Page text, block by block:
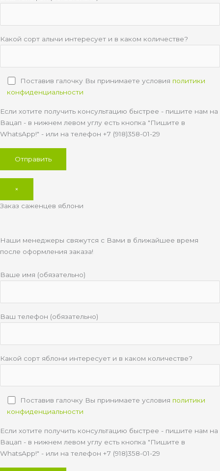
Какой сорт алычи интересует и в каком количестве?
Поставив галочку Вы принимаете условия политики
конфиденциальности
Если хотите получить консультацию быстрее - пишите нам на
Вацап - в нижнем левом углу есть кнопка "Пишите в
WhatsApp!" - или на телефон +7 (918)358-01-29
×
Заказ саженцев яблони
Наши менеджеры свяжутся с Вами в ближайшее время
после оформления заказа!
Ваше имя (обязательно)
Ваш телефон (обязательно)
Какой сорт яблони интересует и в каком количестве?
Поставив галочку Вы принимаете условия политики
конфиденциальности
Если хотите получить консультацию быстрее - пишите нам на
Вацап - в нижнем левом углу есть кнопка "Пишите в
WhatsApp!" - или на телефон +7 (918)358-01-29